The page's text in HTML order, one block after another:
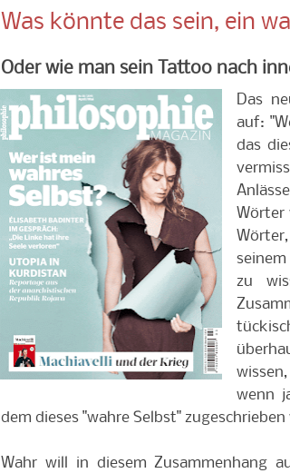
Was könnte das sein, ein
Oder wie man sein Tattoo nach
Das
auf:
das
Wörter
zu
wenn
dem dieses "wahre Selbst"
Wahr will in diesem Zusammenhang